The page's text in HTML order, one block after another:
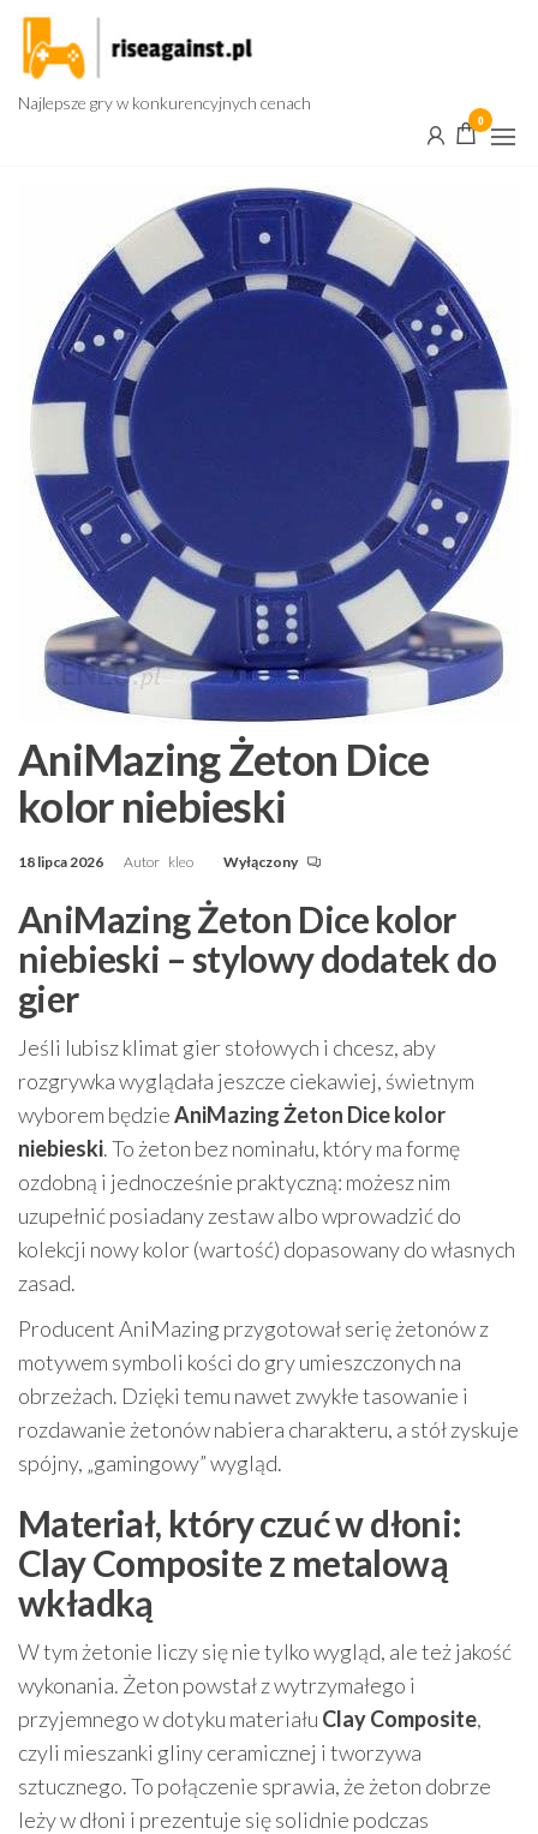
Przejdź
treści
Najlepsze gry w konkurencyjnych cenach
0
AniMazing Żeton Dice
kolor niebieski
18 lipca 2026 Autor kleo Wyłączony
AniMazing Żeton Dice kolor
niebieski – stylowy dodatek do
gier
Jeśli lubisz klimat gier stołowych i chcesz, aby
rozgrywka wyglądała jeszcze ciekawiej, świetnym
wyborem będzieAniMazing Żeton Dice kolor
niebieski. To żeton bez nominału, który ma formę
ozdobną i jednocześnie praktyczną: możesz nim
uzupełnić posiadany zestaw albo wprowadzić do
kolekcji nowy kolor (wartość) dopasowany do własnych
zasad.
Producent AniMazing przygotował serię żetonów z
motywem symboli kości do gry umieszczonych na
obrzeżach. Dzięki temu nawet zwykłe tasowanie i
rozdawanie żetonów nabiera charakteru, a stół zyskuje
spójny, „gamingowy” wygląd.
Materiał, który czuć w dłoni:
Clay Composite z metalową
wkładką
W tym żetonie liczy się nie tylko wygląd, ale też jakość
wykonania. Żeton powstał z wytrzymałego i
przyjemnego w dotyku materiału Clay Composite,
czyli mieszanki gliny ceramicznej i tworzywa
sztucznego. To połączenie sprawia, że żeton dobrze
leży w dłoni i prezentuje się solidnie podczas